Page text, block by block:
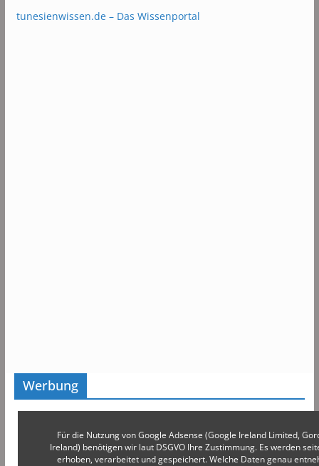
tunesienwissen.de – Das Wissenportal
Werbung
Für die Nutzung von Google Adsense (Google Ireland Limited,
Ireland) benötigen wir laut DSGVO Ihre Zustimmung. Es werden
erhoben, verarbeitet und gespeichert. Welche Daten genau